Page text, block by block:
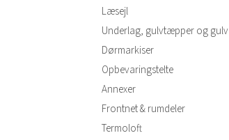
Læsejl
Underlag, gulvtæpper og gulv
Dørmarkiser
Opbevaringstelte
Annexer
Frontnet & rumdeler
Termoloft